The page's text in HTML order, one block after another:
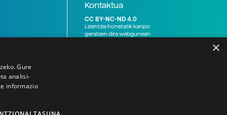
Kontaktua
CC BY-NC-ND 4.0
Lizentzia honetatik kanpo
geratzen dira webgunean
×
Gure
analisi-
informazio